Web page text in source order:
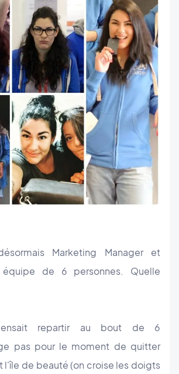
Marketing Manager et
de 6 personnes. Quelle
repartir au bout de 6
pas pour le moment de quitter
l'île de beauté (on croise les doigts